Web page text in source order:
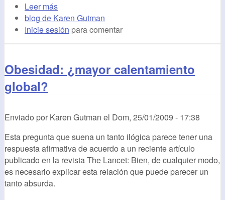
Leer más
blog de Karen Gutman
Inicie sesión para comentar
Obesidad: ¿mayor calentamiento
global?
Enviado por Karen Gutman el Dom, 25/01/2009 - 17:38
Esta pregunta que suena un tanto ilógica parece tener una
respuesta afirmativa de acuerdo a un reciente artículo
publicado en la revista The Lancet: Bien, de cualquier modo,
es necesario explicar esta relación que puede parecer un
tanto absurda.